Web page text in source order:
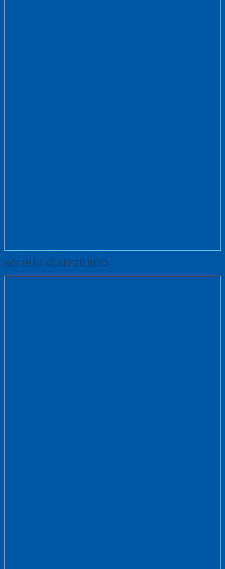
NỘI THẤT KỆ BẾP TỦ BẾP 3